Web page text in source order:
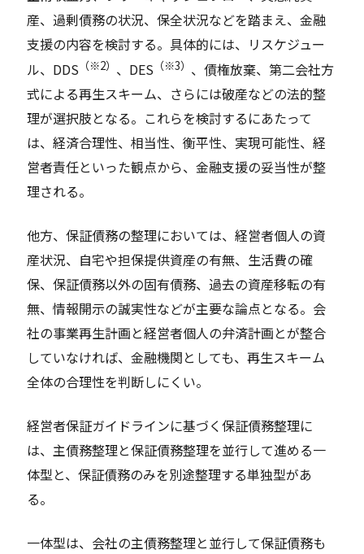
産、過剰債務の状況、保全状況などを踏まえ、金融
支援の内容を検討する。具体的には、リスケジュー
ル、DDS （※2） 、DES （※3） 、債権放棄、第二会社方
式による再生スキーム、さらには破産などの法的整
理が選択肢となる。これらを検討するにあたって
は、経済合理性、相当性、衡平性、実現可能性、経
営者責任といった観点から、金融支援の妥当性が整
理される。
他方、保証債務の整理においては、経営者個人の資
産状況、自宅や担保提供資産の有無、生活費の確
保、保証債務以外の固有債務、過去の資産移転の有
無、情報開示の誠実性などが主要な論点となる。会
社の事業再生計画と経営者個人の弁済計画とが整合
していなければ、金融機関としても、再生スキーム
全体の合理性を判断しにくい。
経営者保証ガイドラインに基づく保証債務整理に
は、主債務整理と保証債務整理を並行して進める一
体型と、保証債務のみを別途整理する単独型があ
る。
一体型は、会社の主債務整理と並行して保証債務も